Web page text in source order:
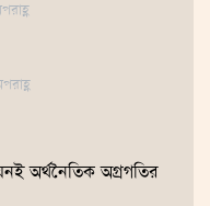
অর্থনৈতিক অগ্রগতির